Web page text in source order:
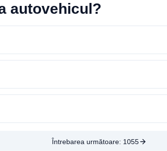
autovehicul?
Întrebarea următoare: 1055